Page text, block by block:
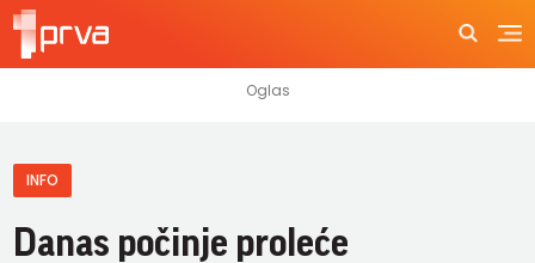
INFO
Danas počinje proleće